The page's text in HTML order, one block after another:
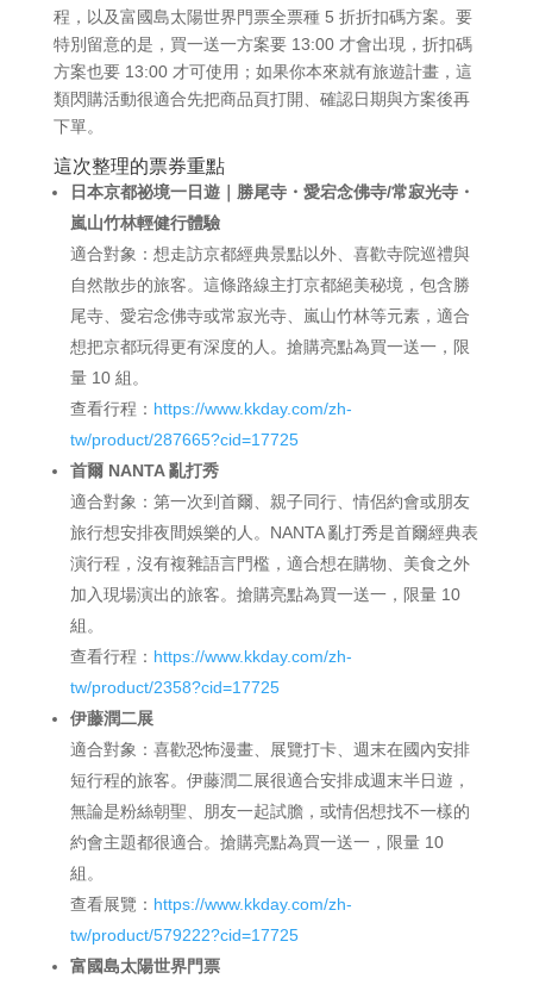
程，以及富國島太陽世界門票全票種 5 折折扣碼方案。要
特別留意的是，買一送一方案要 13:00 才會出現，折扣碼
方案也要 13:00 才可使用；如果你本來就有旅遊計畫，這
類閃購活動很適合先把商品頁打開、確認日期與方案後再
下單。
這次整理的票券重點
日本京都祕境一日遊｜勝尾寺・愛宕念佛寺/常寂光寺・
嵐山竹林輕健行體驗
適合對象：想走訪京都經典景點以外、喜歡寺院巡禮與
自然散步的旅客。這條路線主打京都絕美秘境，包含勝
尾寺、愛宕念佛寺或常寂光寺、嵐山竹林等元素，適合
想把京都玩得更有深度的人。搶購亮點為買一送一，限
量 10 組。
查看行程： https://www.kkday.com/zh-
tw/product/287665?cid=17725
首爾 NANTA 亂打秀
適合對象：第一次到首爾、親子同行、情侶約會或朋友
旅行想安排夜間娛樂的人。NANTA 亂打秀是首爾經典表
演行程，沒有複雜語言門檻，適合想在購物、美食之外
加入現場演出的旅客。搶購亮點為買一送一，限量 10
組。
查看行程： https://www.kkday.com/zh-
tw/product/2358?cid=17725
伊藤潤二展
適合對象：喜歡恐怖漫畫、展覽打卡、週末在國內安排
短行程的旅客。伊藤潤二展很適合安排成週末半日遊，
無論是粉絲朝聖、朋友一起試膽，或情侶想找不一樣的
約會主題都很適合。搶購亮點為買一送一，限量 10
組。
查看展覽： https://www.kkday.com/zh-
tw/product/579222?cid=17725
富國島太陽世界門票